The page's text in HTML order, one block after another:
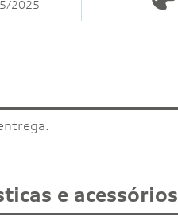
2025
e acessórios